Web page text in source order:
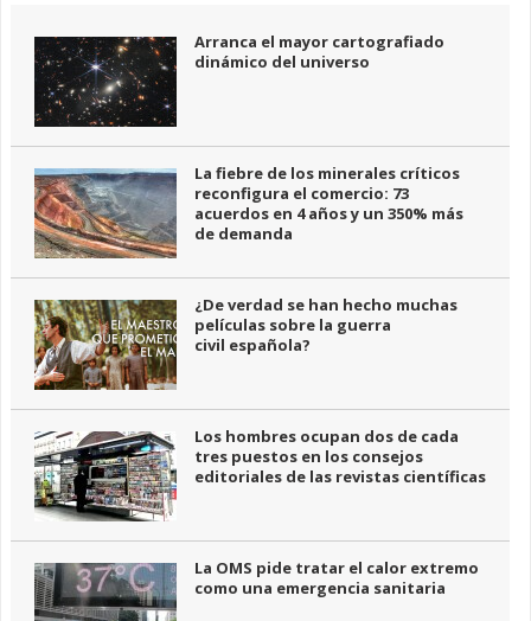
Arranca el mayor cartografiado
dinámico del universo
La fiebre de los minerales críticos
reconfigura el comercio: 73
acuerdos en 4 años y un 350% más
de demanda
¿De verdad se han hecho muchas
películas sobre la guerra
civil española?
Los hombres ocupan dos de cada
tres puestos en los consejos
editoriales de las revistas científicas
La OMS pide tratar el calor extremo
como una emergencia sanitaria